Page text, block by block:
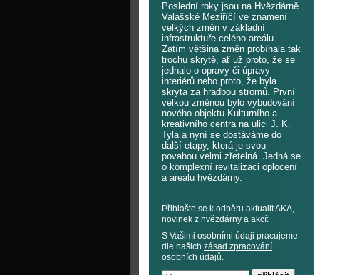
Poslední roky jsou na Hvězdárně
Valašské Meziříčí ve znamení
velkých změn v základní
infrastruktuře celého areálu.
Zatím většina změn probíhala tak
trochu skrytě, ať už proto, že se
jednalo o opravy či úpravy
interiérů nebo proto, že byla
skryta za hradbou stromů. První
velkou změnou bylo vybudování
nového objektu Kulturního a
kreativního centra na ulici J. K.
Tyla a nyní se dostáváme do
další etapy, která je svou
povahou velmi zřetelná. Jedná se
o komplexní revitalizaci oplocení
a areálu hvězdárny.
Přihlašte se k odběru aktualit AKA,
novinek z hvězdárny a akcí:
S Vašimi osobními údaji pracujeme
dle našich zásad zpracování
osobních údajů.